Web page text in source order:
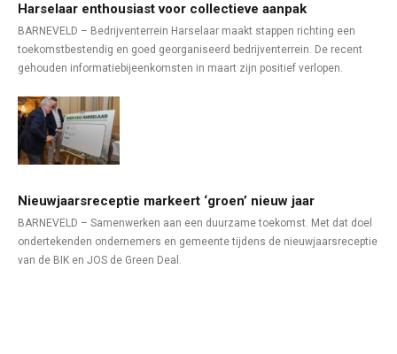
Harselaar enthousiast voor collectieve aanpak
BARNEVELD – Bedrijventerrein Harselaar maakt stappen richting een
toekomstbestendig en goed georganiseerd bedrijventerrein. De recent
gehouden informatiebijeenkomsten in maart zijn positief verlopen.
Nieuwjaarsreceptie markeert ‘groen’ nieuw jaar
BARNEVELD – Samenwerken aan een duurzame toekomst. Met dat doel
ondertekenden ondernemers en gemeente tijdens de nieuwjaarsreceptie
van de BIK en JOS de Green Deal.